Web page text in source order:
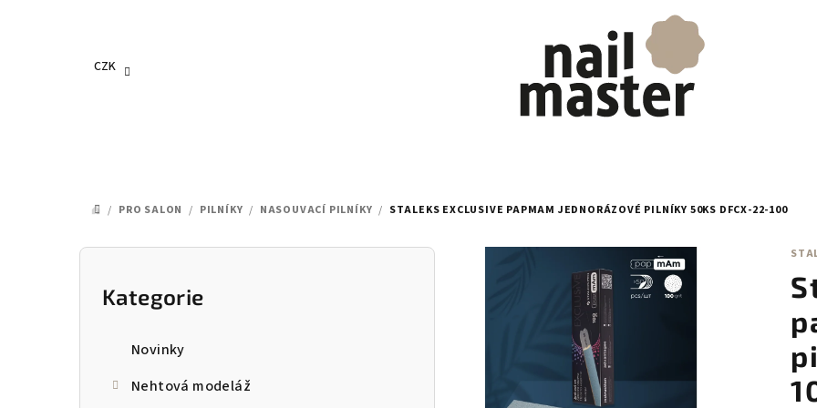
CZK
DOMŮ
/ PRO SALON / PILNÍKY / NASOUVACÍ PILNÍKY / STALEKS EXCLUSIVE PAPMAM JEDNORÁZOVÉ PILNÍKY 50KS DFCX-22-100
P
Přeskočit
kategorie
Kategorie
Novinky
Nehtová modeláž